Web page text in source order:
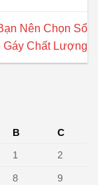
Nên Chọn Sổ
Gáy Chất Lượng
B
C
1
2
8 9